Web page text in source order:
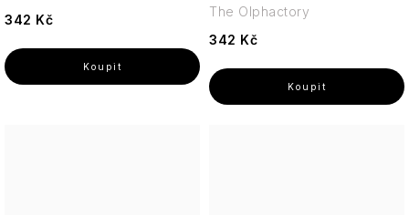
342 Kč
342 Kč
The Olphactory